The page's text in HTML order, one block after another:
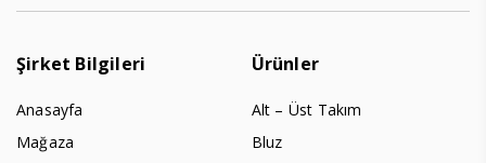
Şirket Bilgileri
Anasayfa
Mağaza
Ürünler
Alt – Üst Takım
Bluz